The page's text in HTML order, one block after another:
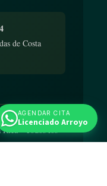
de Costa
- Todos los
AGENDAR CITA
Licenciado Arroyo